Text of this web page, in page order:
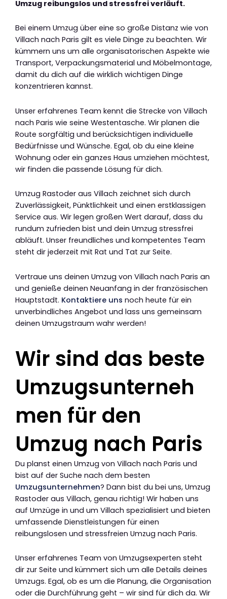
Umzug reibungslos und stressfrei verläuft.
Bei einem Umzug über eine so große Distanz wie von
Villach nach Paris gilt es viele Dinge zu beachten. Wir
kümmern uns um alle organisatorischen Aspekte wie
Transport, Verpackungsmaterial und Möbelmontage,
damit du dich auf die wirklich wichtigen Dinge
konzentrieren kannst.
Unser erfahrenes Team kennt die Strecke von Villach
nach Paris wie seine Westentasche. Wir planen die
Route sorgfältig und berücksichtigen individuelle
Bedürfnisse und Wünsche. Egal, ob du eine kleine
Wohnung oder ein ganzes Haus umziehen möchtest,
wir finden die passende Lösung für dich.
Umzug Rastoder aus Villach zeichnet sich durch
Zuverlässigkeit, Pünktlichkeit und einen erstklassigen
Service aus. Wir legen großen Wert darauf, dass du
rundum zufrieden bist und dein Umzug stressfrei
abläuft. Unser freundliches und kompetentes Team
steht dir jederzeit mit Rat und Tat zur Seite.
Vertraue uns deinen Umzug von Villach nach Paris an
und genieße deinen Neuanfang in der französischen
Hauptstadt. Kontaktiere uns noch heute für ein
unverbindliches Angebot und lass uns gemeinsam
deinen Umzugstraum wahr werden!
Wir sind das beste
Umzugsunterneh
men für den
Umzug nach Paris
Du planst einen Umzug von Villach nach Paris und
bist auf der Suche nach dem besten
Umzugsunternehmen? Dann bist du bei uns, Umzug
Rastoder aus Villach, genau richtig! Wir haben uns
auf Umzüge in und um Villach spezialisiert und bieten
umfassende Dienstleistungen für einen
reibungslosen und stressfreien Umzug nach Paris.
Unser erfahrenes Team von Umzugsexperten steht
dir zur Seite und kümmert sich um alle Details deines
Umzugs. Egal, ob es um die Planung, die Organisation
oder die Durchführung geht – wir sind für dich da. Wir